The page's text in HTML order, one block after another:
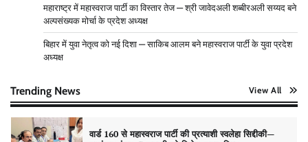
महाराष्ट्र में महास्वराज पार्टी का विस्तार तेज — श्री जावेदअली शब्बीरअली सय्यद बने
अल्पसंख्यक मोर्चा के प्रदेश अध्यक्ष
बिहार में युवा नेतृत्व को नई दिशा — साकिब आलम बने महास्वराज पार्टी के युवा प्रदेश
अध्यक्ष
Trending News View All
मुंबई से उत्तर प्रदेश तक राजनीतिक विस्तार, महास्वराज पार्टी ने
वार्ड 160 से महास्वराज पार्टी की प्रत्याशी स्वलेहा सिद्दीकी—